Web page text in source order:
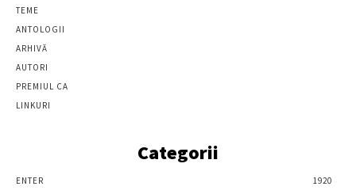
TEME
ANTOLOGII
ARHIVĂ
AUTORI
PREMIUL CA
LINKURI
Categorii
ENTER
1920